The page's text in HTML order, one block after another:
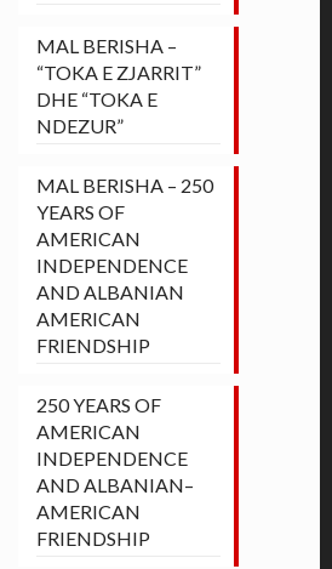
MAL BERISHA –
“TOKA E ZJARRIT”
DHE “TOKA E
NDEZUR”
MAL BERISHA – 250
YEARS OF
AMERICAN
INDEPENDENCE
AND ALBANIAN
AMERICAN
FRIENDSHIP
250 YEARS OF
AMERICAN
INDEPENDENCE
AND ALBANIAN–
AMERICAN
FRIENDSHIP